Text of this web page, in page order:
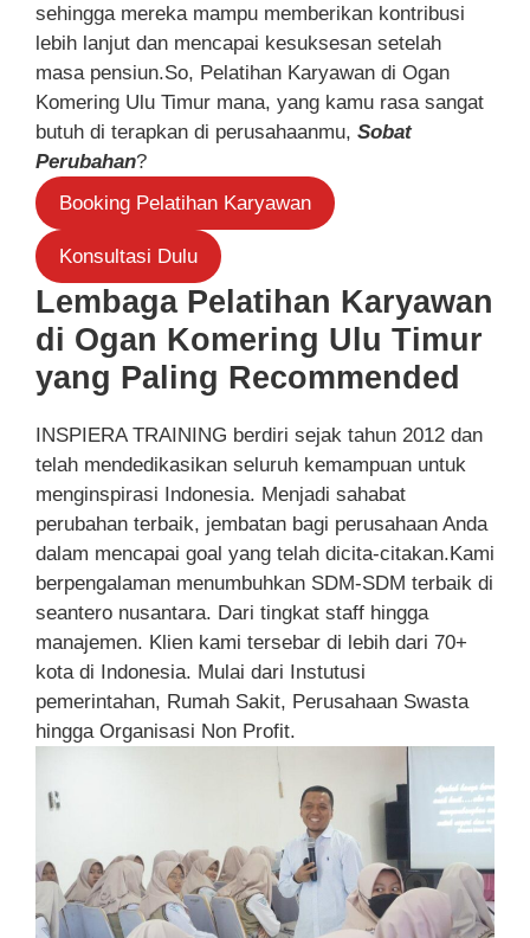
sehingga mereka mampu memberikan kontribusi
lebih lanjut dan mencapai kesuksesan setelah
masa pensiun.So, Pelatihan Karyawan di Ogan
Komering Ulu Timur mana, yang kamu rasa sangat
butuh di terapkan di perusahaanmu, Sobat
Perubahan?
Booking Pelatihan Karyawan
Konsultasi Dulu
Lembaga Pelatihan Karyawan
di Ogan Komering Ulu Timur
yang Paling Recommended
INSPIERA TRAINING berdiri sejak tahun 2012 dan
telah mendedikasikan seluruh kemampuan untuk
menginspirasi Indonesia. Menjadi sahabat
perubahan terbaik, jembatan bagi perusahaan Anda
dalam mencapai goal yang telah dicita-citakan.Kami
berpengalaman menumbuhkan SDM-SDM terbaik di
seantero nusantara. Dari tingkat staff hingga
manajemen. Klien kami tersebar di lebih dari 70+
kota di Indonesia. Mulai dari Instutusi
pemerintahan, Rumah Sakit, Perusahaan Swasta
hingga Organisasi Non Profit.